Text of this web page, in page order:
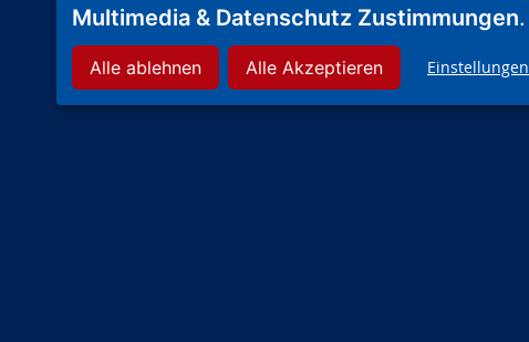
Wolfsschlucht 18
34117 Kassel
Tel.: 0561 1001-0
Multimedia & Datenschutz Zustimmungen.
Einstellungen
Alle ablehnen Alle Akzeptieren